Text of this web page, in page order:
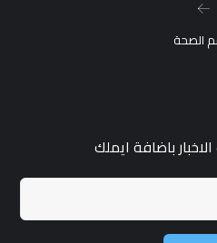
الصحة
باضافة ايملك